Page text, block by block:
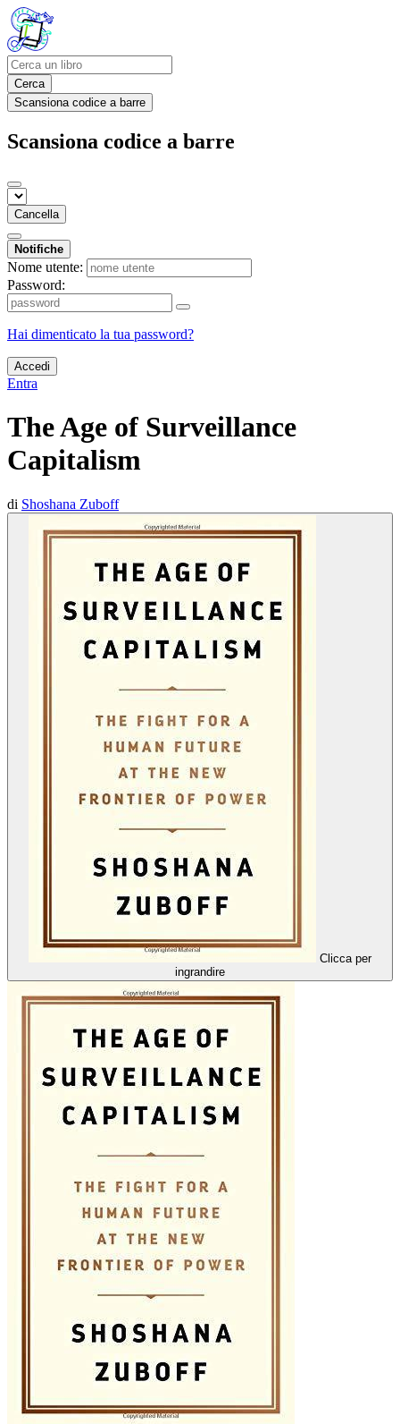
Cerca
Scansiona codice a barre
Scansiona codice a barre
Cancella
Notifiche
Nome utente:
Password:
Hai dimenticato la tua password?
Accedi
Entra
The Age of Surveillance
Capitalism
di Shoshana Zuboff
Clicca per
ingrandire